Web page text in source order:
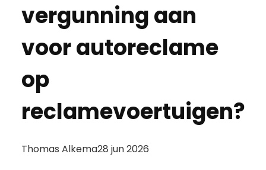
vergunning aan
voor autoreclame
op
reclamevoertuigen?
Posted
Thomas Alkema28 jun 2026